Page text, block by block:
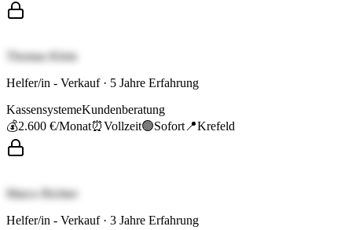
Thomas Klein
Helfer/in - Verkauf· 5 Jahre Erfahrung
KassensystemeKundenberatung
💰2.600 €/Monat⏰Vollzeit🟢Sofort 📍Krefeld
Marco Richter
Helfer/in - Verkauf· 3 Jahre Erfahrung